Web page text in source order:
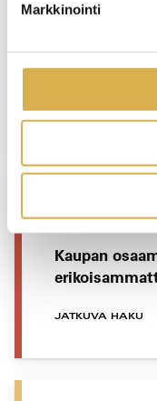
Markkinointi
JATKUVA HAKU
Kaupan
JATKUVA HAKU